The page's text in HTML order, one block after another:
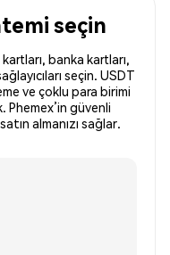
seçin
banka kartları,
seçin. USDT
ve çoklu para birimi
Phemex’in güvenli
almanızı sağlar.